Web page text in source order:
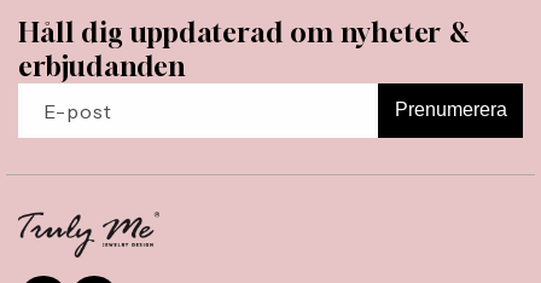
Håll dig uppdaterad om nyheter &
erbjudanden
E-post Prenumerera